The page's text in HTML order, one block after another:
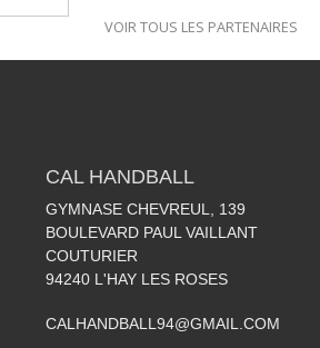
VOIR TOUS LES PARTENAIRES
CAL HANDBALL
GYMNASE CHEVREUL, 139
BOULEVARD PAUL VAILLANT
COUTURIER
94240 L'HAY LES ROSES
CALHANDBALL94@GMAIL.COM